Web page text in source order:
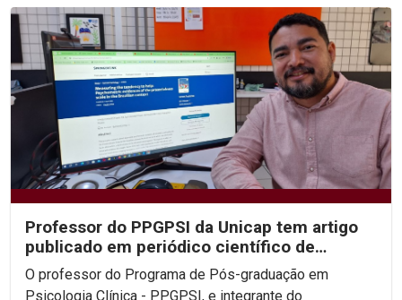
Professor do PPGPSI da Unicap tem artigo
publicado em periódico científico de
psicologia do grupo...
O professor do Programa de Pós-graduação em
Psicologia Clínica - PPGPSI, e integrante do